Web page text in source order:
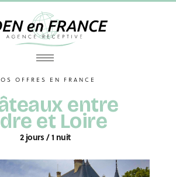
OFFRES EN FRANCE
entre
et Loire
2 jours / 1 nuit